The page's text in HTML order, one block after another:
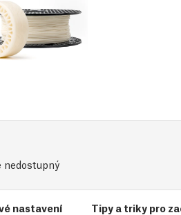
nedostupný
nastavení Tipy a triky pro